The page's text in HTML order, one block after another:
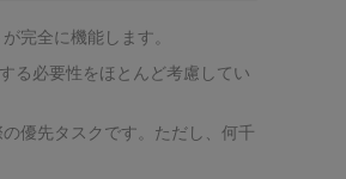
完全に機能します。
る必要性をほとんど考慮してい
優先タスクです。ただし、何千